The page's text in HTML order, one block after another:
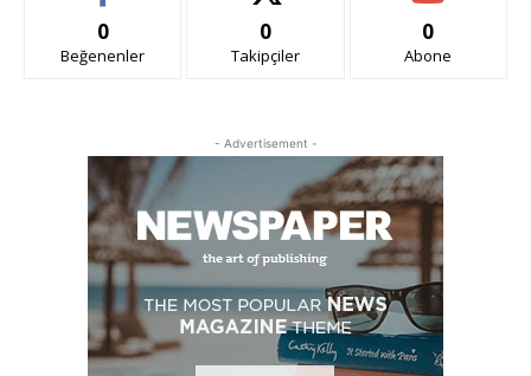
0
Beğenenler
0
Takipçiler
0
Abone
- Advertisement -